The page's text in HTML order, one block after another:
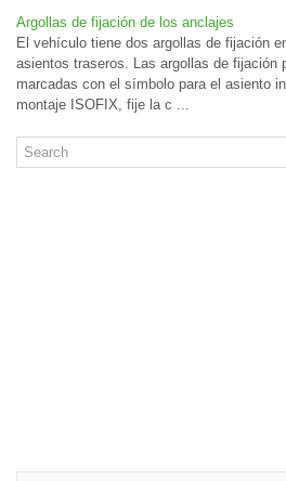
Argollas de fijación de los anclajes
El vehículo tiene dos argollas de fijación
asientos traseros. Las argollas de fijación
marcadas con el símbolo para el asiento
montaje ISOFIX, fije la c ...